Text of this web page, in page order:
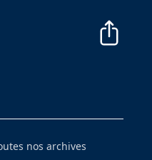
nos archives